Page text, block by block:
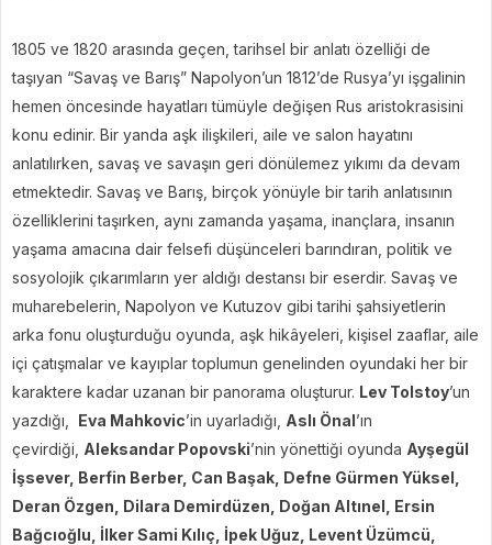
1805 ve 1820 arasında geçen, tarihsel bir anlatı özelliği de
taşıyan “Savaş ve Barış” Napolyon’un 1812’de Rusya’yı işgalinin
hemen öncesinde hayatları tümüyle değişen Rus aristokrasisini
konu edinir. Bir yanda aşk ilişkileri, aile ve salon hayatını
anlatılırken, savaş ve savaşın geri dönülemez yıkımı da devam
etmektedir. Savaş ve Barış, birçok yönüyle bir tarih anlatısının
özelliklerini taşırken, aynı zamanda yaşama, inançlara, insanın
yaşama amacına dair felsefi düşünceleri barındıran, politik ve
sosyolojik çıkarımların yer aldığı destansı bir eserdir. Savaş ve
muharebelerin, Napolyon ve Kutuzov gibi tarihi şahsiyetlerin
arka fonu oluşturduğu oyunda, aşk hikâyeleri, kişisel zaaflar, aile
içi çatışmalar ve kayıplar toplumun genelinden oyundaki her bir
karaktere kadar uzanan bir panorama oluşturur. Lev Tolstoy’un
yazdığı, Eva Mahkovic’in uyarladığı, Aslı Önal’ın
çevirdiği, Aleksandar Popovski’nin yönettiği oyunda Ayşegül
İşsever, Berfin Berber, Can Başak, Defne Gürmen Yüksel,
Deran Özgen, Dilara Demirdüzen, Doğan Altınel, Ersin
Bağcıoğlu, İlker Sami Kılıç, İpek Uğuz, Levent Üzümcü,